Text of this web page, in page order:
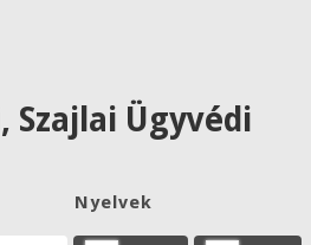
Szajlai Ügyvédi
Nyelvek